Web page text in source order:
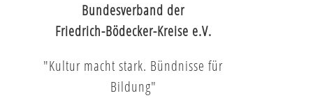
Bundesverband der
Friedrich-Bödecker-Kreise e.V.
"Kultur macht stark. Bündnisse für
Bildung"